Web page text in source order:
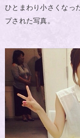
ひとまわり小さくなっ
プされた写真。